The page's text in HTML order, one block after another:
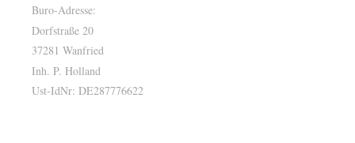
Buro-Adresse:
Dorfstraße 20
37281 Wanfried
Inh. P. Holland
Ust-IdNr: DE287776622